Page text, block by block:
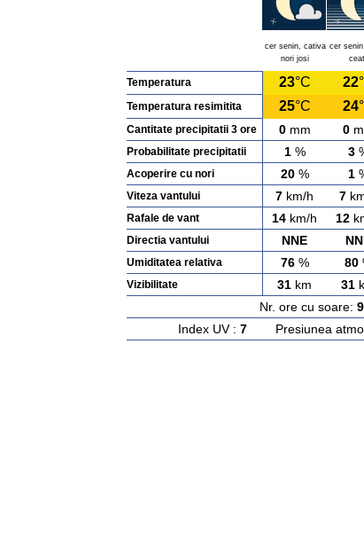
cer senin, cativa
nori josi
cer
Temperatura 23°C 22
Temperatura resimitita 25°C 24
Cantitate precipitatii 3 ore 0mm 0
Probabilitate precipitatii 1% 3
Acoperire cu nori 20% 1
Viteza vantului 7 km/h 7
Rafale de vant 14 km/h 12
Directia vantului NNE
Umiditatea relativa 76% 80
Vizibilitate 31 km 31
Nr. ore cu soare: 9
Index UV : 7 Presiunea